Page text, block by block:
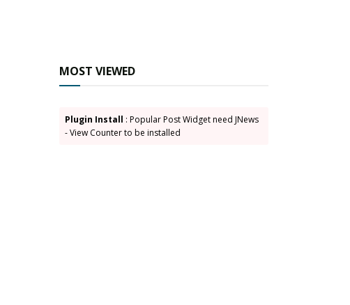
MOST VIEWED
Plugin Install : Popular Post Widget need JNews
- View Counter to be installed